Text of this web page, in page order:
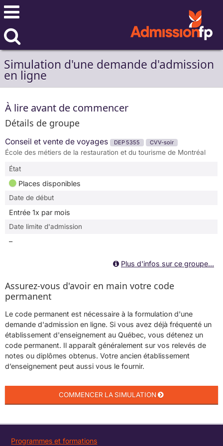
Simulation d'une demande d'admission
en ligne
À lire avant de commencer
Détails de groupe
Conseil et vente de voyages DEP 5355 CVV-soir
École des métiers de la restauration et du tourisme de Montréal
État
Places disponibles
Date de début
Entrée 1x par mois
Date limite d'admission
–
Plus d'infos sur ce groupe...
Assurez-vous d'avoir en main votre code
permanent
Le code permanent est nécessaire à la formulation d'une
demande d'admission en ligne. Si vous avez déjà fréquenté un
établissement d'enseignement au Québec, vous détenez un
code permanent. Il apparaît généralement sur vos relevés de
notes ou diplômes obtenus. Votre ancien établissement
d’enseignement peut aussi vous le fournir.
Programmes et formations